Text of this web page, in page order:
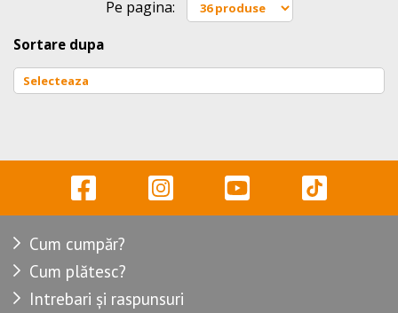
Pe pagina:
Sortare dupa
Cum cumpăr?
Cum plătesc?
Intrebari și raspunsuri